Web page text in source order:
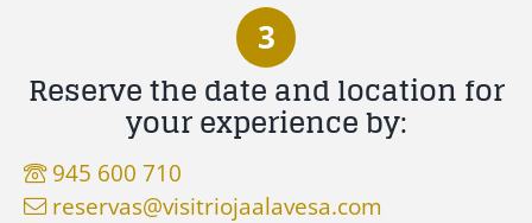
3
Reserve the date and location for
your experience by:
945 600 710
reservas@visitriojaalavesa.com